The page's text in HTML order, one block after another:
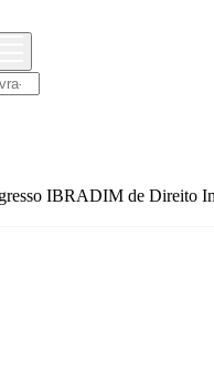
IBRADIM de Direito